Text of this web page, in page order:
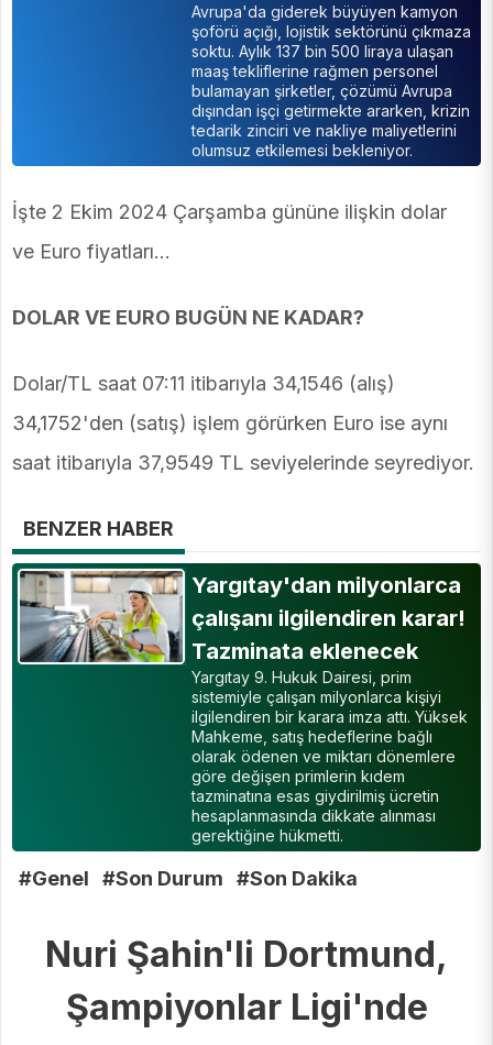
Avrupa'da giderek büyüyen kamyon
şoförü açığı, lojistik sektörünü çıkmaza
soktu. Aylık 137 bin 500 liraya ulaşan
maaş tekliflerine rağmen personel
bulamayan şirketler, çözümü Avrupa
dışından işçi getirmekte ararken, krizin
tedarik zinciri ve nakliye maliyetlerini
olumsuz etkilemesi bekleniyor.
İşte 2 Ekim 2024 Çarşamba gününe ilişkin dolar
ve Euro fiyatları…
DOLAR VE EURO BUGÜN NE KADAR?
Dolar/TL saat 07:11 itibarıyla 34,1546 (alış)
34,1752'den (satış) işlem görürken Euro ise aynı
saat itibarıyla 37,9549 TL seviyelerinde seyrediyor.
BENZER HABER
Yargıtay'dan milyonlarca
çalışanı ilgilendiren karar!
Tazminata eklenecek
Yargıtay 9. Hukuk Dairesi, prim
sistemiyle çalışan milyonlarca kişiyi
ilgilendiren bir karara imza attı. Yüksek
Mahkeme, satış hedeflerine bağlı
olarak ödenen ve miktarı dönemlere
göre değişen primlerin kıdem
tazminatına esas giydirilmiş ücretin
hesaplanmasında dikkate alınması
gerektiğine hükmetti.
#Genel #Son Durum #Son Dakika
Nuri Şahin'li Dortmund,
Şampiyonlar Ligi'nde